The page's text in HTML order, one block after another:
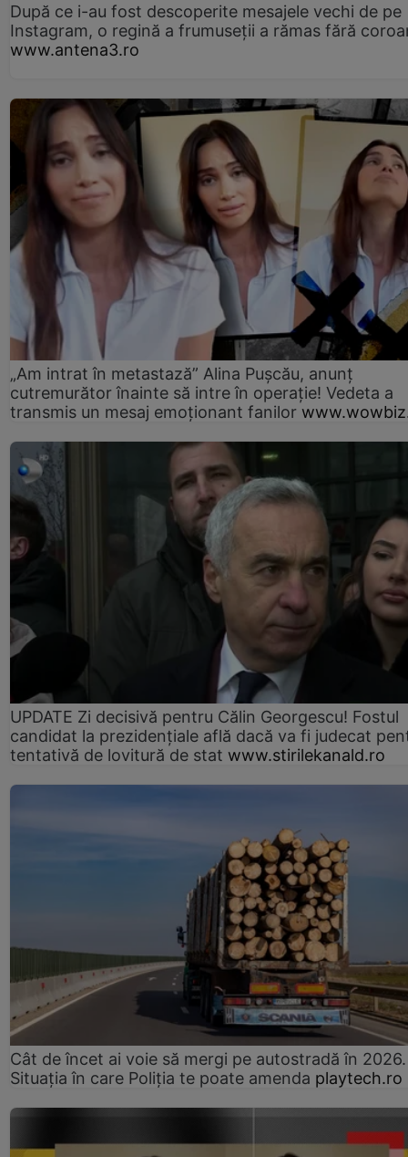
După ce i-au fost descoperite mesajele vechi de pe
Instagram, o regină a frumuseții a rămas fără
www.antena3.ro
„Am intrat în metastază” Alina Pușcău, anunț
cutremurător înainte să intre în operație! Vedeta a
transmis un mesaj emoționant fanilor
UPDATE Zi decisivă pentru Călin Georgescu! Fostul
candidat la prezidențiale află dacă va fi judecat
tentativă de lovitură de stat www.stirilekanald.ro
Cât de încet ai voie să mergi pe autostradă în 2026.
Situația în care Poliția te poate amenda playtech.ro